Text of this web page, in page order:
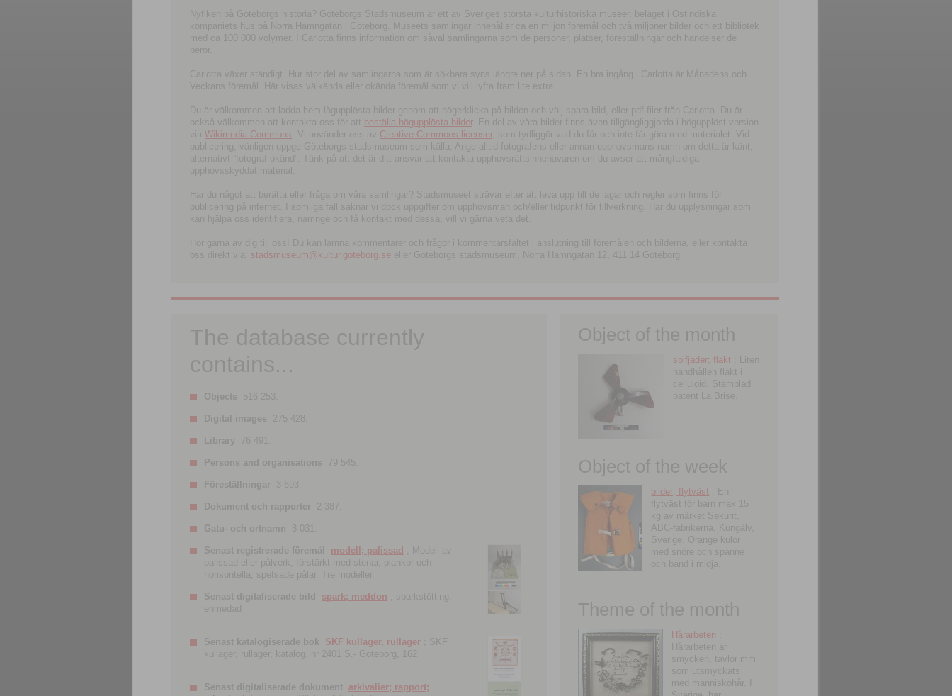
Nyfiken på Göteborgs historia? Göteborgs Stadsmuseum är ett av Sveriges största kulturhistoriska museer, beläget i Ostindiska
kompaniets hus på Norra Hamngatan i Göteborg. Museets samlingar innehåller ca en miljon föremål och två miljoner bilder och ett bibliotek
med ca 100 000 volymer. I Carlotta finns information om såväl samlingarna som de personer, platser, föreställningar och händelser de
berör.
Carlotta växer ständigt. Hur stor del av samlingarna som är sökbara syns längre ner på sidan. En bra ingång i Carlotta är Månadens och
Veckans föremål. Här visas välkända eller okända föremål som vi vill lyfta fram lite extra.
Du är välkommen att ladda hem lågupplösta bilder genom att högerklicka på bilden och välj spara bild, eller pdf-filer från Carlotta. Du är
också välkommen att kontakta oss för att beställa högupplösta bilder. En del av våra bilder finns även tillgängliggjorda i högupplöst version
via Wikimedia Commons . Vi använder oss av Creative Commons licenser, som tydliggör vad du får och inte får göra med materialet. Vid
publicering, vänligen uppge Göteborgs stadsmuseum som källa. Ange alltid fotografens eller annan upphovsmans namn om detta är känt,
alternativt ”fotograf okänd”. Tänk på att det är ditt ansvar att kontakta upphovsrättsinnehavaren om du avser att mångfaldiga
upphovsskyddat material.
Har du något att berätta eller fråga om våra samlingar? Stadsmuseet strävar efter att leva upp till de lagar och regler som finns för
publicering på internet. I somliga fall saknar vi dock uppgifter om upphovsman och/eller tidpunkt för tillverkning. Har du upplysningar som
kan hjälpa oss identifiera, namnge och få kontakt med dessa, vill vi gärna veta det.
Hör gärna av dig till oss! Du kan lämna kommentarer och frågor i kommentarsfältet i anslutning till föremålen och bilderna, eller kontakta
oss direkt via: stadsmuseum@kultur.goteborg.se eller Göteborgs stadsmuseum, Norra Hamngatan 12, 411 14 Göteborg.
The database currently
contains...
Objects 516 253.
Digital images 275 428.
Library 76 491.
Persons and organisations 79 545.
Föreställningar 3 693.
Dokument och rapporter 2 387.
Gatu- och ortnamn 8 031.
Senast registrerade föremål modell; palissad
; Modell av
palissad eller pålverk, förstärkt med stenar, plankor och
horisontella, spetsade pålar. Tre modeller.
Senast digitaliserade bild spark; meddon ; sparkstötting,
enmedad
Senast katalogiserade bok SKF kullager, rullager ; SKF
kullager, rullager, katalog. nr 2401 S.- Göteborg, 162
Senast digitaliserade dokument arkivalier; rapport;
Object of the month
solfjäder; fläkt ; Liten
handhållen fläkt i
celluloid. Stämplad
patent La Brise.
Object of the week
bilder; flytväst ; En
flytväst för barn max 15
kg av märket Sekurit,
ABC-fabrikerna, Kungälv,
Sverige. Orange kulör
med snöre och spänne
och band i midja.
Theme of the month
Hårarbeten
Hårarbeten är
smycken, tavlor mm
som utsmyckats
med människohår. I